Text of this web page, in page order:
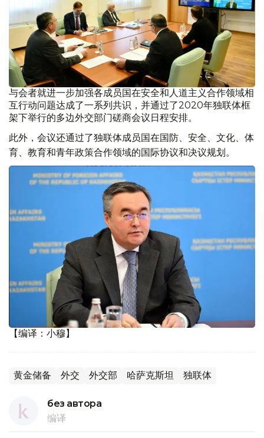
与会者就进一步加强各成员国在安全和人道主义合作领域相
互行动问题达成了一系列共识，并通过了2020年独联体框
架下举行的多边外交部门磋商会议日程安排。
此外，会议还通过了独联体成员国在国防、安全、文化、体
育、教育和青年政策合作领域的国际协议和决议规划。
【编译：小穆】
黄金储备 外交 外交部 哈萨克斯坦 独联体
без автора
编译